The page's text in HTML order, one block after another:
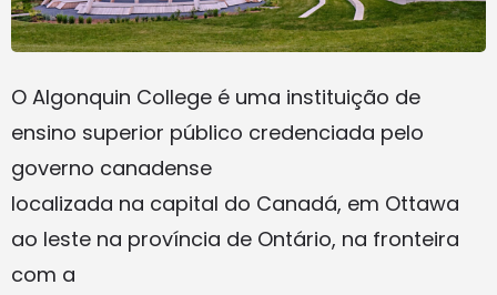
O Algonquin College é uma instituição de
ensino superior público credenciada pelo
governo canadense
localizada na capital do Canadá, em Ottawa
ao leste na província de Ontário, na fronteira
com a